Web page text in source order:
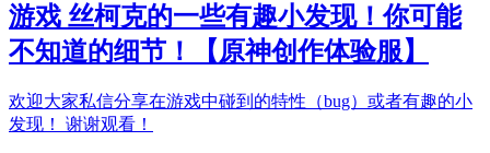
游戏 丝柯克的一些有趣小发现！你可能
不知道的细节！【原神创作体验服】
欢迎大家私信分享在游戏中碰到的特性（bug）或者有趣的小
发现！ 谢谢观看！